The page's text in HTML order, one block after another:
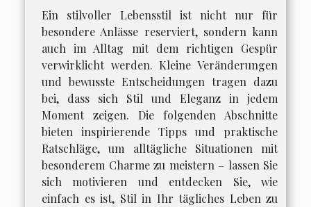
Ein stilvoller Lebensstil ist nicht nur für
besondere Anlässe reserviert, sondern kann
auch im Alltag mit dem richtigen Gespür
verwirklicht werden. Kleine Veränderungen
und bewusste Entscheidungen tragen dazu
bei, dass sich Stil und Eleganz in jedem
Moment zeigen. Die folgenden Abschnitte
bieten inspirierende Tipps und praktische
Ratschläge, um alltägliche Situationen mit
besonderem Charme zu meistern – lassen Sie
sich motivieren und entdecken Sie, wie
einfach es ist, Stil in Ihr tägliches Leben zu